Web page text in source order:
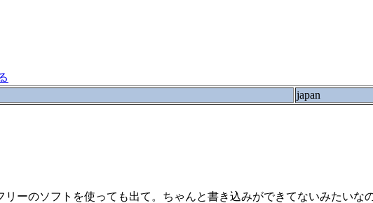
japan
ーのソフトを使っても出て。ちゃんと書き込みができてないみたいな